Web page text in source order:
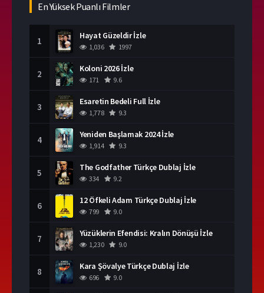
En Yüksek Puanlı Filmler
1 Hayat Güzeldir İzle
1,036 1997
2 Koloni 2026 İzle
171 9.6
3 Esaretin Bedeli Full İzle
1,778 9.3
4 Yeniden Başlamak 2024 İzle
1,914 9.3
5 The Godfather Türkçe Dublaj İzle
334 9.2
6 12 Öfkeli Adam Türkçe Dublaj İzle
799 9.0
7 Yüzüklerin Efendisi: Kralın Dönüşü İzle
1,230 9.0
8 Kara Şövalye Türkçe Dublaj İzle
696 9.0